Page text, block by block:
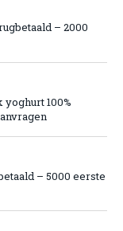
– 2000
100%
– 5000 eerste